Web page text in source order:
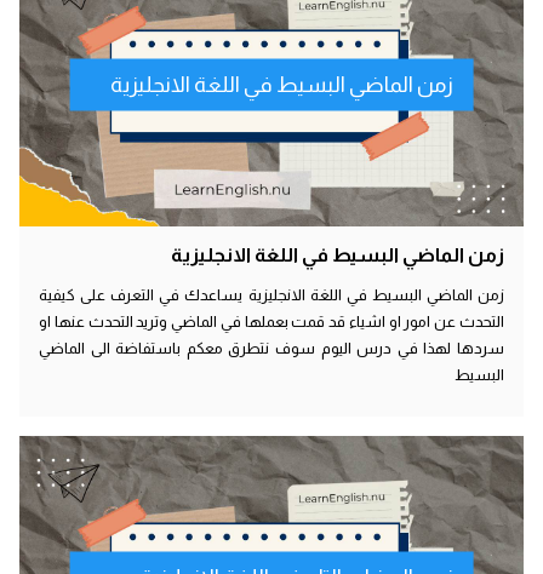
زمن الماضي البسيط في اللغة الانجليزية
زمن الماضي البسيط في اللغة الانجليزية
زمن الماضي البسيط في اللغة الانجليزية يساعدك في التعرف على كيفية
التحدث عن امور او اشياء قد قمت بعملها في الماضي وتريد التحدث عنها او
سردها لهذا في درس اليوم سوف نتطرق معكم باستفاضة الى الماضي
البسيط